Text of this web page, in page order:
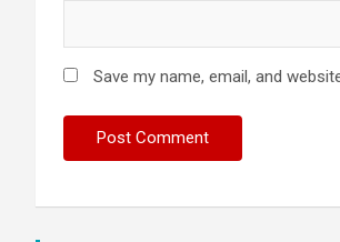
Save my name, email, and